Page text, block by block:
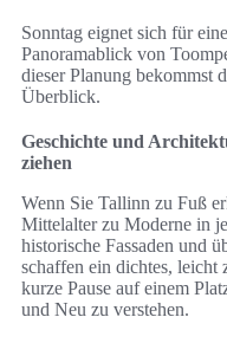
Sonntag eignet sich für
Panoramablick von
dieser Planung bekommst
Überblick.
Geschichte und
ziehen
Wenn Sie Tallinn zu Fuß
Mittelalter zu Moderne in
historische Fassaden und
schaffen ein dichtes, leicht
kurze Pause auf einem
und Neu zu verstehen.